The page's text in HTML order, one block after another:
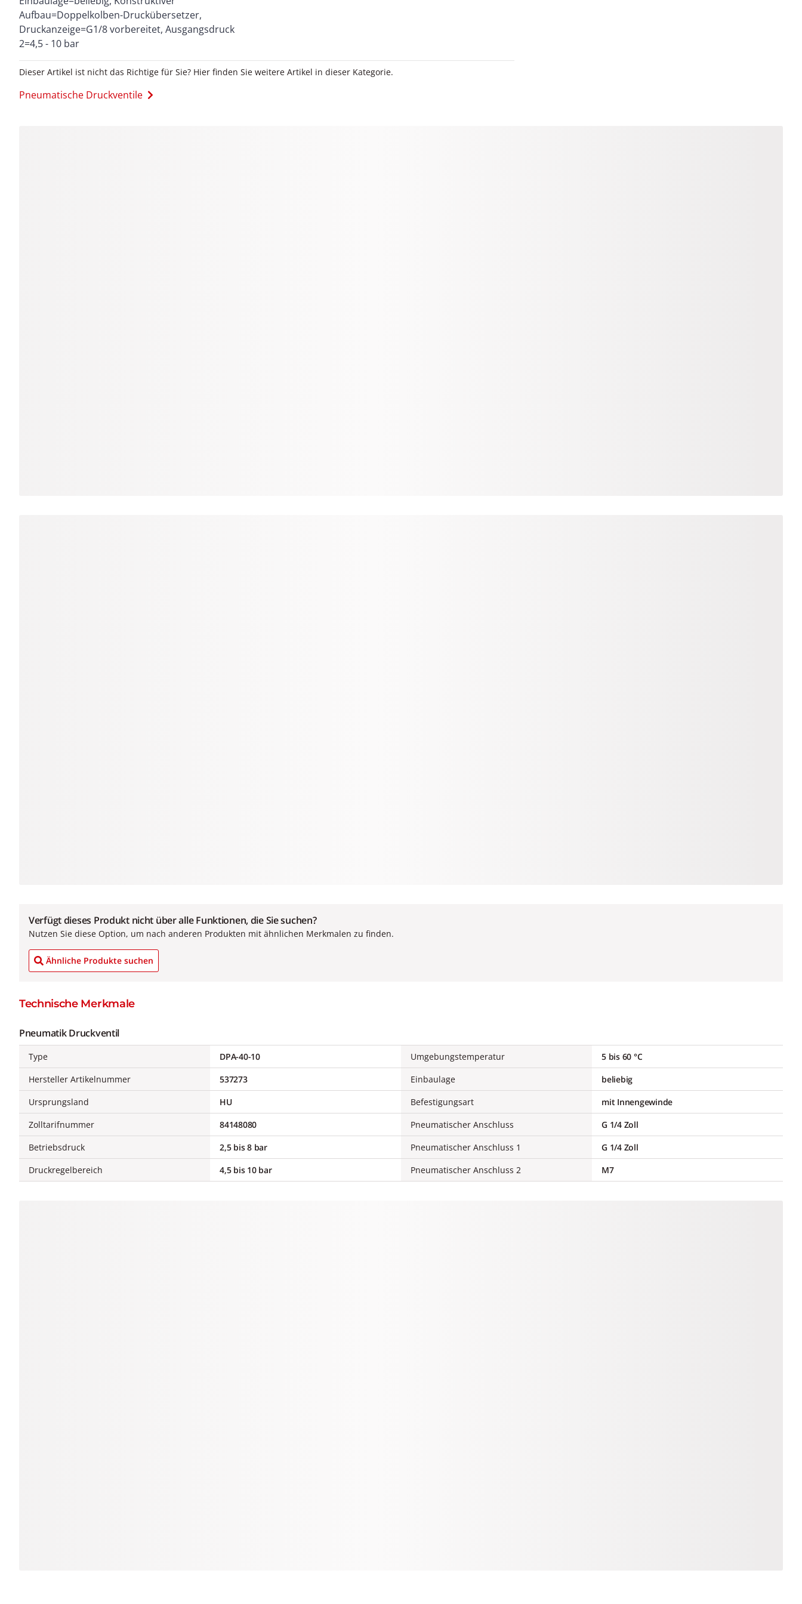
Aufbau=Doppelkolben-Druckübersetzer,
Druckanzeige=G1/8 vorbereitet, Ausgangsdruck
2=4,5 - 10 bar
Dieser Artikel ist nicht das Richtige für Sie? Hier finden Sie weitere Artikel in dieser Kategorie.
Pneumatische Druckventile
Verfügt dieses Produkt nicht über alle Funktionen, die Sie suchen?
Nutzen Sie diese Option, um nach anderen Produkten mit ähnlichen Merkmalen zu finden.
Ähnliche Produkte suchen
Technische Merkmale
Pneumatik Druckventil
Type
DPA-40-10
Hersteller Artikelnummer
537273
Ursprungsland
HU
Zolltarifnummer
84148080
Betriebsdruck
2,5 bis 8 bar
Druckregelbereich
4,5 bis 10 bar
Umgebungstemperatur
5 bis 60 °C
Einbaulage
beliebig
Befestigungsart
mit Innengewinde
Pneumatischer Anschluss
G 1/4 Zoll
Pneumatischer Anschluss 1
G 1/4 Zoll
Pneumatischer Anschluss 2
M7